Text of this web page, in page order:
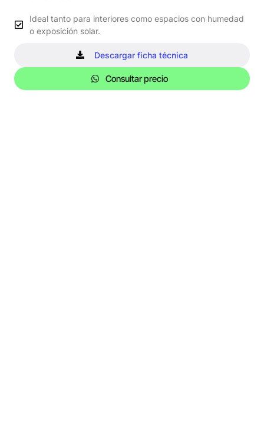
Ideal tanto para interiores como espacios con humedad
o exposición solar.
Descargar ficha técnica
Consultar precio